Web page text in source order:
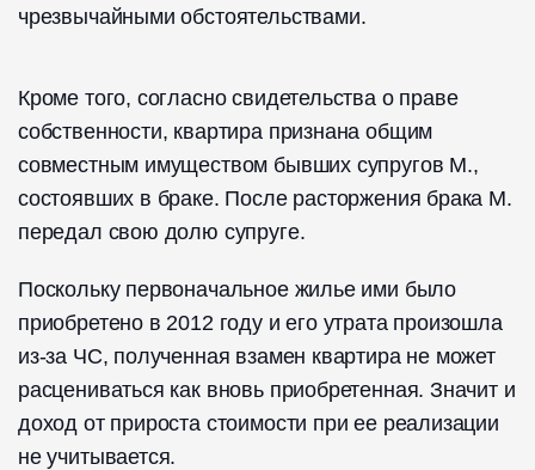
чрезвычайными обстоятельствами.
Кроме того, согласно свидетельства о праве
собственности, квартира признана общим
совместным имуществом бывших супругов М.,
состоявших в браке. После расторжения брака М.
передал свою долю супруге.
Поскольку первоначальное жилье ими было
приобретено в 2012 году и его утрата произошла
из-за ЧС, полученная взамен квартира не может
расцениваться как вновь приобретенная. Значит и
доход от прироста стоимости при ее реализации
не учитывается.